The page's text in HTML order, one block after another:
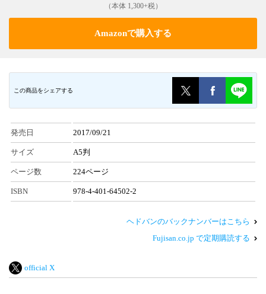
（本体 1,300+税）
Amazonで購入する
この商品をシェアする
発売日 2017/09/21
サイズ A5判
ページ数 224ページ
ISBN 978-4-401-64502-2
ヘドバンのバックナンバーはこちら
Fujisan.co.jp で定期購読する
official X